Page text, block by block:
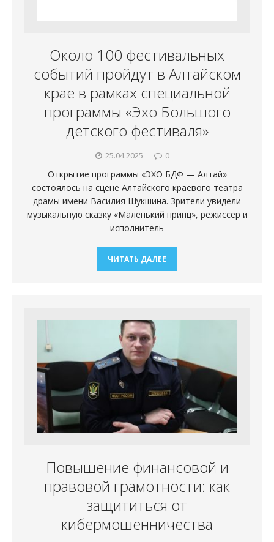
Около 100 фестивальных
событий пройдут в Алтайском
крае в рамках специальной
программы «Эхо Большого
детского фестиваля»
25.04.2025 0
Открытие программы «ЭХО БДФ — Алтай»
состоялось на сцене Алтайского краевого театра
драмы имени Василия Шукшина. Зрители увидели
музыкальную сказку «Маленький принц», режиссер и
исполнитель
ЧИТАТЬ ДАЛЕЕ
Повышение финансовой и
правовой грамотности: как
защититься от
кибермошенничества